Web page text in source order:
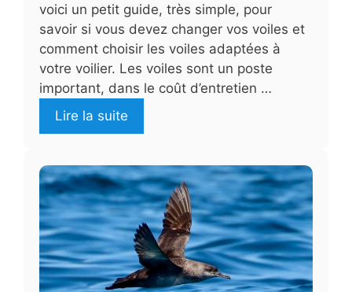
voici un petit guide, très simple, pour
savoir si vous devez changer vos voiles et
comment choisir les voiles adaptées à
votre voilier. Les voiles sont un poste
important, dans le coût d’entretien …
Lire la suite